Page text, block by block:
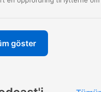
far, som ble vittment til
med sæd ut av munn og
løpen etter mens han
göster